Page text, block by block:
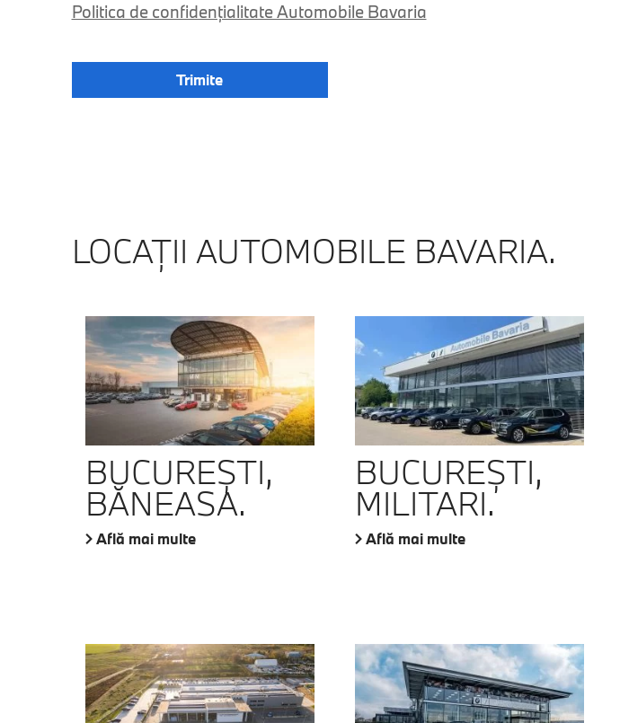
Politica de confidențialitate Automobile Bavaria
LOCAŢII AUTOMOBILE BAVARIA.
BUCUREŞTI,
BĂNEASA.
Află mai multe
BUCUREŞTI,
MILITARI.
Află mai multe